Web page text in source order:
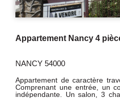
Appartement Nancy 4
NANCY 54000
Appartement de caractère
Comprenant une entrée, un
indépendante. Un salon, 3